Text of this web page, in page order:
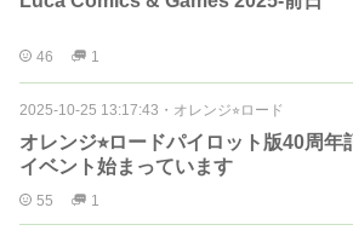
46 1
2025-10-25 13:17:43 ・ オレンジ⭐︎ロード
オレンジ⭐︎ロードパイロット版40周年
イベント始まっています
55 1